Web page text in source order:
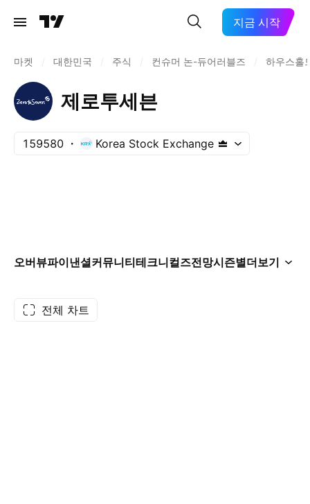
지금 시작
마켓 대한민국 주식 컨슈머 논-듀어러블즈 하우스홀
제로투세븐
159580 Korea Stock Exchange
오버뷰파이낸셜커뮤니티테크니컬즈전망시즌별더보기
전체 차트